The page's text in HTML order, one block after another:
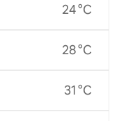
24 °C
28 °C
31 °C